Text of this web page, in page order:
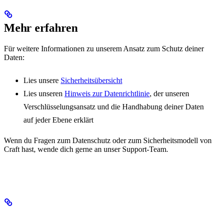
Mehr erfahren
Für weitere Informationen zu unserem Ansatz zum Schutz deiner
Daten:
Lies unsere Sicherheitsübersicht
Lies unseren Hinweis zur Datenrichtlinie, der unseren
Verschlüsselungsansatz und die Handhabung deiner Daten
auf jeder Ebene erklärt
Wenn du Fragen zum Datenschutz oder zum Sicherheitsmodell von
Craft hast, wende dich gerne an unser Support-Team.